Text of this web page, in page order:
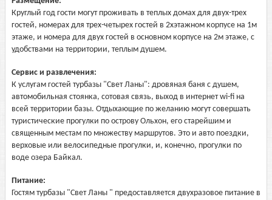
Круглый год гости могут проживать в теплых домах для двух-трех
гостей, номерах для трех-четырех гостей в 2хэтажном корпусе на 1м
этаже, и номера для двух гостей в основном корпусе на 2м этаже, с
удобствами на территории, теплым душем.
Сервис и развлечения:
К услугам гостей турбазы "Свет Ланы": дровяная баня с душем,
автомобильная стоянка, сотовая связь, выход в интернет wi-fi на
всей территории базы. Отдыхающие по желанию могут совершать
туристические прогулки по острову Ольхон, его старейшим и
священным местам по множеству маршрутов. Это и авто поездки,
верховые или велосипедные прогулки, и, конечно, прогулки по
воде озера Байкал.
Питание:
Гостям турбазы "Свет Ланы " предоставляется двухразовое питание в